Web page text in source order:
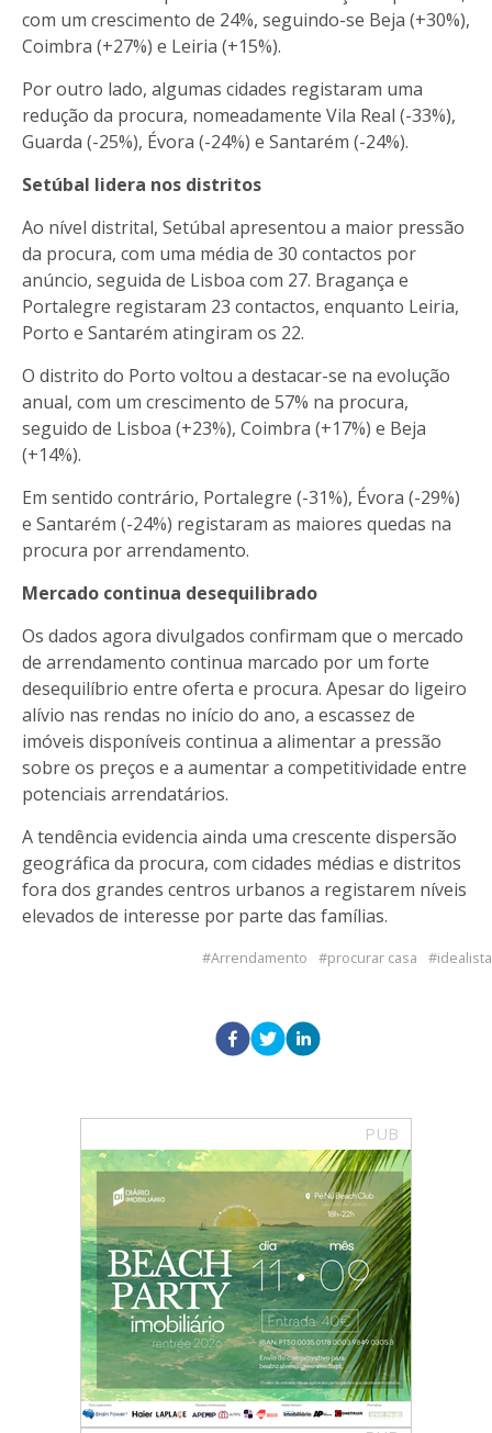
com um crescimento de 24%, seguindo-se Beja (+30%),
Coimbra (+27%) e Leiria (+15%).
Por outro lado, algumas cidades registaram uma
redução da procura, nomeadamente Vila Real (-33%),
Guarda (-25%), Évora (-24%) e Santarém (-24%).
Setúbal lidera nos distritos
Ao nível distrital, Setúbal apresentou a maior pressão
da procura, com uma média de 30 contactos por
anúncio, seguida de Lisboa com 27. Bragança e
Portalegre registaram 23 contactos, enquanto Leiria,
Porto e Santarém atingiram os 22.
O distrito do Porto voltou a destacar-se na evolução
anual, com um crescimento de 57% na procura,
seguido de Lisboa (+23%), Coimbra (+17%) e Beja
(+14%).
Em sentido contrário, Portalegre (-31%), Évora (-29%)
e Santarém (-24%) registaram as maiores quedas na
procura por arrendamento.
Mercado continua desequilibrado
Os dados agora divulgados confirmam que o mercado
de arrendamento continua marcado por um forte
desequilíbrio entre oferta e procura. Apesar do ligeiro
alívio nas rendas no início do ano, a escassez de
imóveis disponíveis continua a alimentar a pressão
sobre os preços e a aumentar a competitividade entre
potenciais arrendatários.
A tendência evidencia ainda uma crescente dispersão
geográfica da procura, com cidades médias e distritos
fora dos grandes centros urbanos a registarem níveis
elevados de interesse por parte das famílias.
Arrendamento procurar casa idealista
PUB